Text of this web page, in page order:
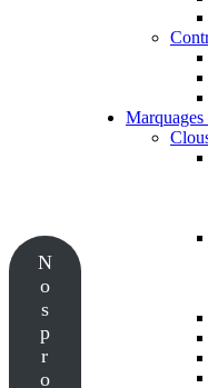
N
o
s
p
r
o
Marquages